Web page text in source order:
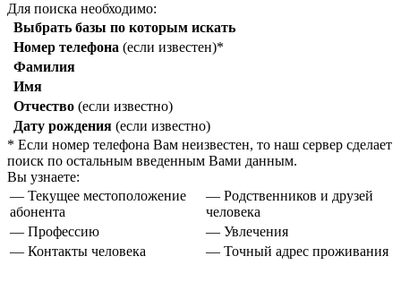
Для поиска необходимо:
Выбрать базы по которым искать
Номер телефона (если известен)*
Фамилия
Имя
Отчество (если известно)
Дату рождения (если известно)
* Если номер телефона Вам неизвестен, то наш сервер сделает
поиск по остальным введенным Вами данным.
Вы узнаете:
— Текущее местоположение
абонента
— Родственников и друзей
человека
— Профессию
— Увлечения
— Контакты человека
— Точный адрес проживания